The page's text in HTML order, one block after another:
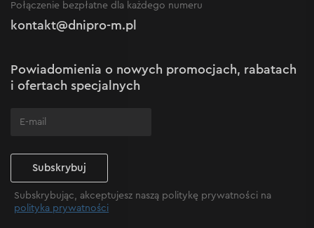
Polityka prywatności
Reklamacje i skargi
Ustawienia plików cookie
Nowości
Połączenie bezpłatne dla każdego numeru
kontakt@dnipro-m.pl
Powiadomienia o nowych promocjach, rabatach
i ofertach specjalnych
Subskrybuj
Subskrybując, akceptujesz naszą politykę prywatności na
polityka prywatności